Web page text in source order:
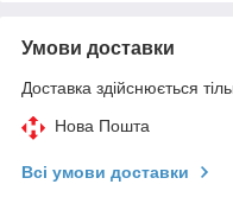
Умови доставки
Доставка здійснюється
Нова Пошта
Всі умови доставки